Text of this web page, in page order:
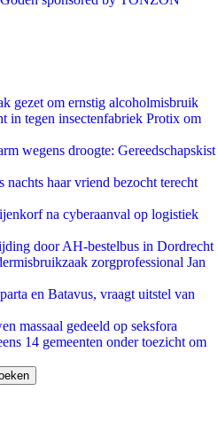
gezet om ernstig alcoholmisbruik
in tegen insectenfabriek Protix om
wegens droogte: Gereedschapskist
nachts haar vriend bezocht terecht
na cyberaanval op logistiek
door AH-bestelbus in Dordrecht
zorgprofessional Jan
en Batavus, vraagt uitstel van
massaal gedeeld op seksfora
14 gemeenten onder toezicht om